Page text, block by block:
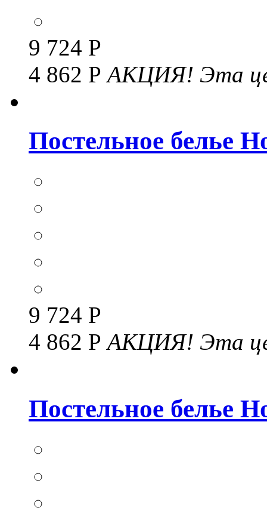
9 724 Р
4 862 Р АКЦИЯ! Эта
Постельное белье
9 724 Р
4 862 РАКЦИЯ! Эта
Постельное белье